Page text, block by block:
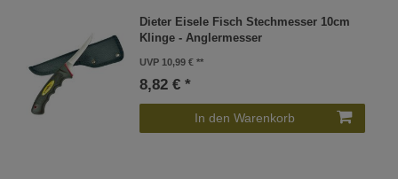
Dieter Eisele Fisch Stechmesser 10cm
Klinge - Anglermesser
UVP 10,99 €
8,82 € *
In den Warenkorb